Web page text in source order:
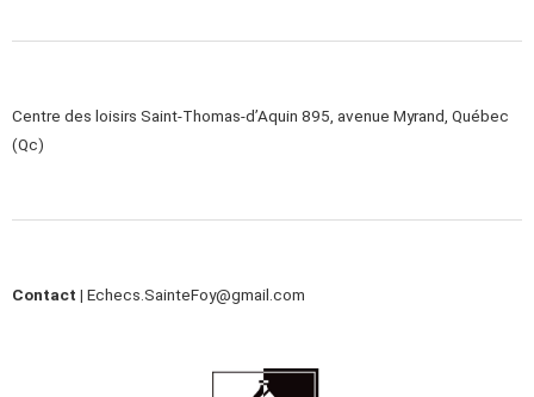
Centre des loisirs Saint-Thomas-d’Aquin 895, avenue Myrand, Québec
(Qc)
Contact | Echecs.SainteFoy@gmail.com